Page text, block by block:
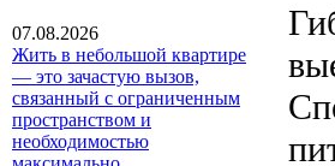
07.08.2026
Жить в небольшой квартире
— это зачастую вызов,
связанный с ограниченным
пространством и
необходимостью